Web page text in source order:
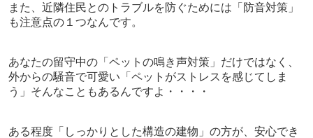
また、近隣住民とのトラブルを防ぐためには「防音対策」
も注意点の１つなんです。
あなたの留守中の「ペットの鳴き声対策」だけではなく、
外からの騒音で可愛い「ペットがストレスを感じてしま
う」そんなこともあるんですよ・・・・
ある程度「しっかりとした構造の建物」の方が、安心でき